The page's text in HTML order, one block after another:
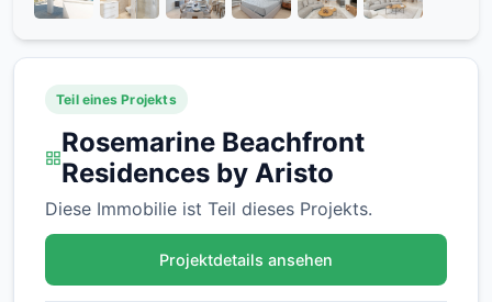
Teil eines Projekts
Rosemarine Beachfront
Residences by Aristo
Diese Immobilie ist Teil dieses Projekts.
Projektdetails ansehen